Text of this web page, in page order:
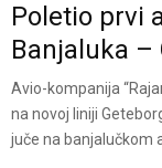
Poletio prvi
Banjaluka –
Avio-kompanija
na novoj liniji
juče na banjalučkom